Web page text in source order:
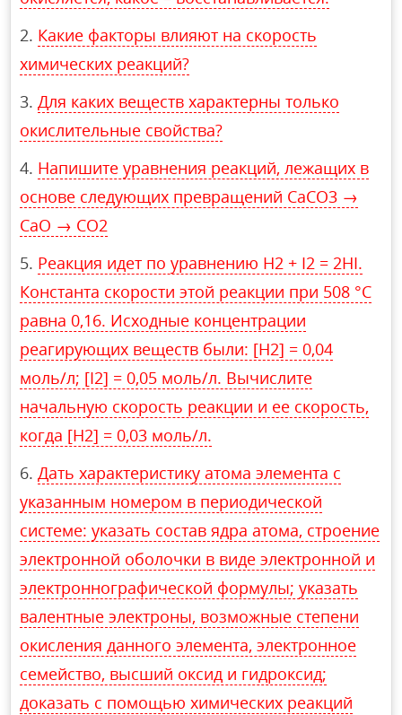
Какие факторы влияют на скорость
химических реакций?
Для каких веществ характерны только
окислительные свойства?
Напишите уравнения реакций, лежащих в
основе следующих превращений CaCO3 →
CaO → CO2
Реакция идет по уравнению Н2 + I2 = 2НI.
Константа скорости этой реакции при 508 °C
равна 0,16. Исходные концентрации
реагирующих веществ были: [Н2] = 0,04
моль/л; [I2] = 0,05 моль/л. Вычислите
начальную скорость реакции и ее скорость,
когда [Н2] = 0,03 моль/л.
Дать характеристику атома элемента с
указанным номером в периодической
системе: указать состав ядра атома, строение
электронной оболочки в виде электронной и
электроннографической формулы; указать
валентные электроны, возможные степени
окисления данного элемента, электронное
семейство, высший оксид и гидроксид;
доказать с помощью химических реакций